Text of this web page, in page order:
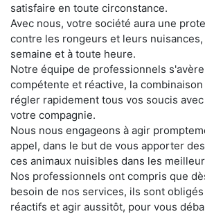
satisfaire en toute circonstance.
Avec nous, votre société aura une
contre les rongeurs et leurs
semaine et à toute heure.
Notre équipe de professionnels
compétente et réactive, la
régler rapidement tous vos soucis
votre compagnie.
Nous nous engageons à agir
appel, dans le but de vous apporter
ces animaux nuisibles dans les
Nos professionnels ont compris que
besoin de nos services, ils sont
réactifs et agir aussitôt, pour vous